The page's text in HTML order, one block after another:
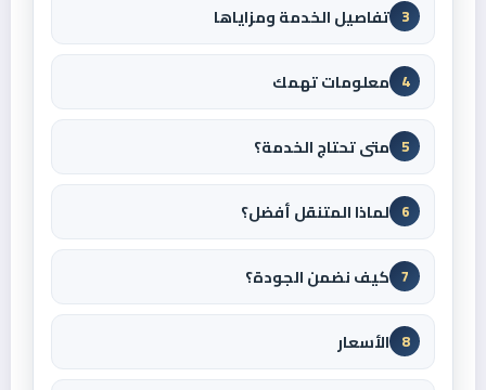
3 تفاصيل الخدمة ومزاياها
4 معلومات تهمك
5 متى تحتاج الخدمة؟
6 لماذا المتنقل أفضل؟
7 كيف نضمن الجودة؟
8 الأسعار